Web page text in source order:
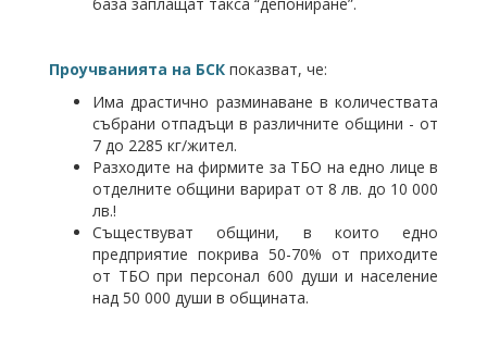
Проучванията на БСК показват, че:
Има драстично разминаване в количествата
събрани отпадъци в различните общини - от
7 до 2285 кг/жител.
Разходите на фирмите за ТБО на едно лице в
отделните общини варират от 8 лв. до 10 000
лв.!
Съществуват общини, в които едно
предприятие покрива 50-70% от приходите
от ТБО при персонал 600 души и население
над 50 000 души в общината.